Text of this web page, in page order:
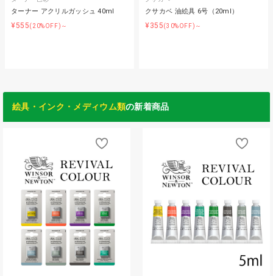
ターナー アクリルガッシュ 40ml
¥555(20%OFF)～
クサカベ 油絵具 6号（20ml）
¥355(30%OFF)～
絵具・インク・メディウム類の新着商品